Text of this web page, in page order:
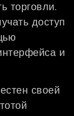
торговли.
доступ
и
своей